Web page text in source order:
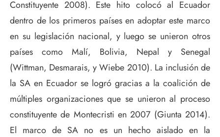
Constituyente 2008). Este hito colocó al Ecuador
dentro de los primeros países en adoptar este marco
en su legislación nacional, y luego se unieron otros
países como Malí, Bolivia, Nepal y Senegal
(Wittman, Desmarais, y Wiebe 2010). La inclusión de
la SA en Ecuador se logró gracias a la coalición de
múltiples organizaciones que se unieron al proceso
constituyente de Montecristi en 2007 (Giunta 2014).
El marco de SA no es un hecho aislado en la